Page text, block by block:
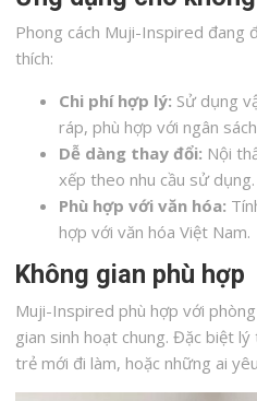
Phong cách Muji-Inspired đang
thích:
Chi phí hợp lý: Sử dụng
ráp, phù hợp với ngân
Dễ dàng thay đổi: Nội
xếp theo nhu cầu sử dụng.
Phù hợp với văn hóa:
hợp với văn hóa Việt Nam.
Không gian phù hợp
Muji-Inspired phù hợp với
gian sinh hoạt chung. Đặc biệt
trẻ mới đi làm, hoặc những ai